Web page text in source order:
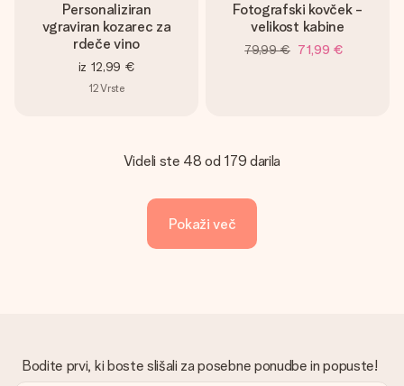
Personaliziran
vgraviran kozarec za
rdeče vino
iz 12,99 €
12Vrste
Fotografski kovček -
velikost kabine
79,99 € 71,99 €
Videli ste 48 od 179 darila
Pokaži več
Bodite prvi, ki boste slišali za posebne ponudbe in popuste!